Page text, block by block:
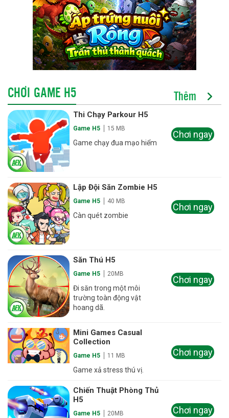
CHƠI GAME H5 Thêm
Thi Chạy Parkour H5
Game H5 15 MB
Game chạy đua mạo hiểm
Chơi ngay
Lập Đội Săn Zombie H5
Game H5 40 MB
Càn quét zombie
Chơi ngay
Săn Thú H5
Game H5 20MB
Đi săn trong một môi
trường toàn động vật
hoang dã.
Chơi ngay
Mini Games Casual
Collection
Game H5 11 MB
Game xả stress thú vị.
Chơi ngay
Chiến Thuật Phòng Thủ
H5
Game H5 20MB Chơi ngay